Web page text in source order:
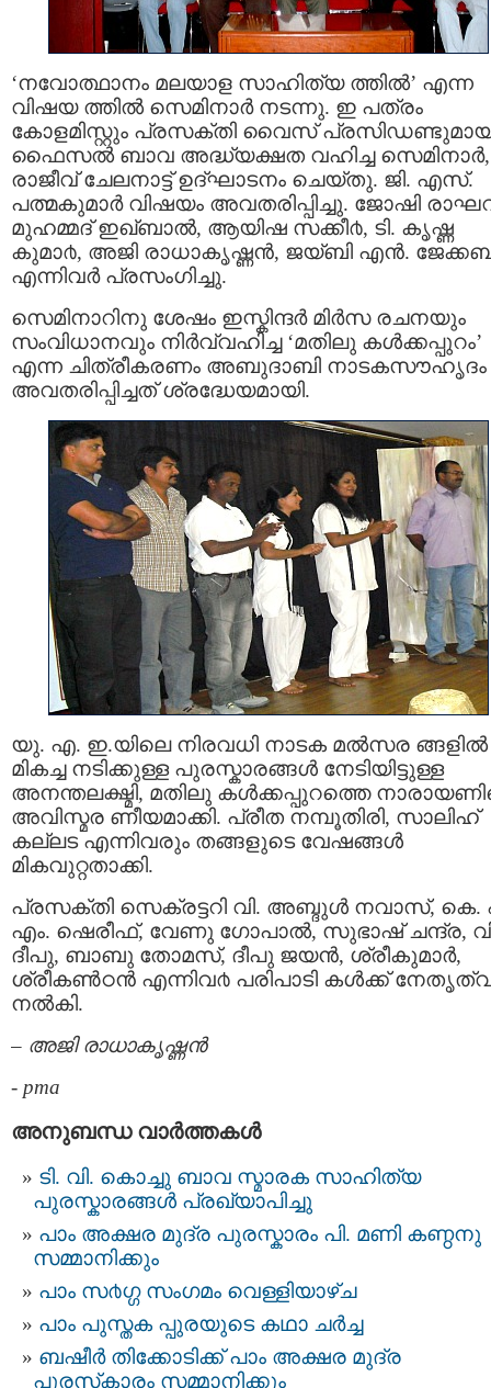
‘നവോത്ഥാനം മലയാള സാഹിത്യ ത്തില്‍’ എന്ന
വിഷയ ത്തില്‍ സെമിനാര്‍ നടന്നു. ഇ പത്രം
കോളമിസ്റ്റും പ്രസക്തി വൈസ്‌
ഫൈസല്‍ ബാവ അദ്ധ്യക്ഷത വഹിച്ച സെമിനാര്‍,
രാജീവ്‌ ചേലനാട്ട് ഉദ്ഘാടനം ചെയ്തു. ജി. എസ്.
പത്മകുമാര്‍ വിഷയം അവതരിപ്പിച്ചു. ജോഷി
മുഹമ്മദ്‌ ഇഖ്‌ബാല്‍, ആയിഷ സക്കീ൪, ടി. കൃഷ്ണ
കുമാ൪, അജി രാധാകൃഷ്ണന്‍, ജയ്ബി എന്‍.
എന്നിവര്‍ പ്രസംഗിച്ചു.
സെമിനാറിനു ശേഷം ഇസ്കിന്ദര്‍ മിര്‍സ രചനയും
സംവിധാനവും നിര്‍വ്വഹിച്ച ‘മതിലു കള്‍‍ക്കപ്പുറം’
എന്ന ചിത്രീകരണം അബുദാബി നാടകസൗഹൃദം
അവതരിപ്പിച്ചത് ശ്രദ്ധേയമായി.
യു. എ. ഇ.യിലെ നിരവധി നാടക മല്‍സര ങ്ങളില്‍
മികച്ച നടിക്കുള്ള പുരസ്കാരങ്ങള്‍ നേടിയിട്ടുള്ള
അനന്തലക്ഷ്മി, മതിലു കള്‍ക്കപ്പുറത്തെ
അവിസ്മര ണീയമാക്കി. പ്രീത നമ്പൂതിരി, സാലിഹ്
കല്ലട എന്നിവരും തങ്ങളുടെ വേഷങ്ങള്‍
മികവുറ്റതാക്കി.
പ്രസക്തി സെക്രട്ടറി വി. അബ്ദുള്‍ നവാസ്‌, കെ.
എം. ഷെരീഫ്, വേണു ഗോപാല്‍, സുഭാഷ്‌ ചന്ദ്ര,
ദീപു, ബാബു തോമസ്‌, ദീപു ജയന്‍, ശ്രീകുമാര്‍,
ശ്രീകണ്‍ഠന്‍ എന്നിവ൪ പരിപാടി കള്‍ക്ക്
നല്‍കി.
– അജി രാധാകൃഷ്ണന്‍
- pma
അനുബന്ധ വാര്‍ത്തകള്‍
ടി. വി. കൊച്ചു ബാവ സ്മാരക സാഹിത്യ
പുരസ്കാരങ്ങൾ പ്രഖ്യാപിച്ചു
പാം അക്ഷര മുദ്ര പുരസ്കാരം പി. മണി കണ്ഠനു
സമ്മാനിക്കും
പാം സ൪ഗ്ഗ സംഗമം വെള്ളിയാഴ്ച
പാം പുസ്തക പ്പുരയുടെ കഥാ ചർച്ച
ബഷീര്‍ തിക്കോടിക്ക് പാം അക്ഷര മുദ്ര
പുരസ്‌കാരം സമ്മാനിക്കും